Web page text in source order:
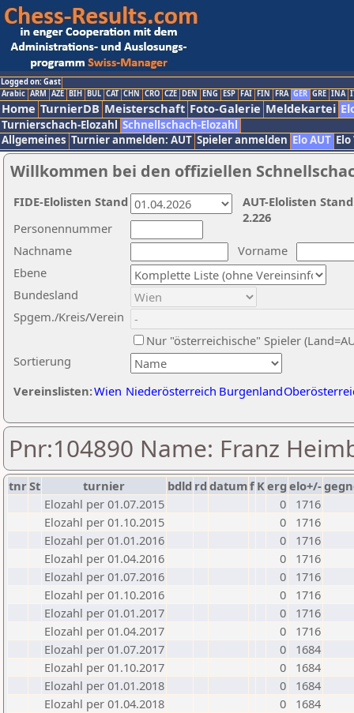
Logged on: Gast
Arabic ARM AZE BIH BUL CAT CHN CRO CZE DEN ENG ESP FAI FIN FRA GER GRE INA
Home TurnierDB Meisterschaft Foto-Galerie Meldekartei
Turnierschach-Elozahl Schnellschach-Elozahl
Allgemeines Turnier anmelden: AUT Spieler anmelden Elo AUT
Willkommen bei den offiziellen
Nachname
Vorname
Ebene
Sortierung
Personennummer
Bundesland
Spgem./Kreis/Verein
Nur "österreichische" Spieler
Vereinslisten:Wien Niederösterreich Burgenland
AUT-Elolisten
2.226
FIDE-Elolisten Stand
Pnr:104890 Name: Franz
tnrSt turnier bdld rd datumf Kerg elo+/-
Elozahl per 01.07.2015
0
1716
Elozahl per 01.10.2015
0
1716
Elozahl per 01.01.2016
0
1716
Elozahl per 01.04.2016
0
1716
Elozahl per 01.07.2016
0
1716
Elozahl per 01.10.2016
0
1716
Elozahl per 01.01.2017
0
1716
Elozahl per 01.04.2017
0
1716
Elozahl per 01.07.2017
0
1684
Elozahl per 01.10.2017
0
1684
Elozahl per 01.01.2018
0
1684
Elozahl per 01.04.2018
0
1684